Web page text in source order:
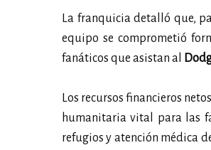
La franquicia detalló que,
equipo se comprometió
fanáticos que asistan al
Los recursos financieros
humanitaria vital para las
refugios y atención médica